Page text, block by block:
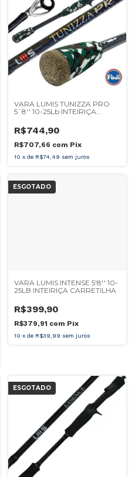
VARA LUMIS TUNIZZA PRO
5`8'' 10-25Lb INTEIRIÇA
R$744,90
R$707,66 com Pix
10 x de R$74,49 sem juros
ESGOTADO
VARA LUMIS INTENSE 5'8'' 10-
25LB INTEIRIÇA CARRETILHA
R$399,90
R$379,91 com Pix
10 x de R$39,99 sem juros
ESGOTADO